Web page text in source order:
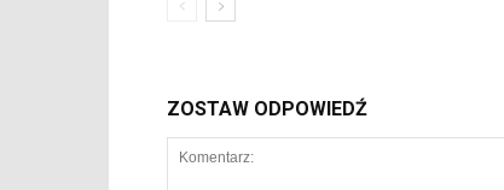
ZOSTAW ODPOWIEDŹ